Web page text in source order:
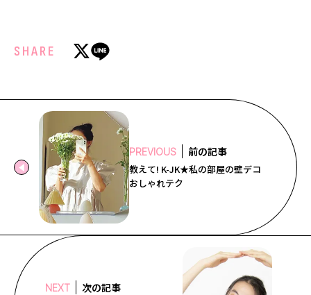
SHARE
PREVIOUS 前の記事
教えて! K-JK★私の部屋の壁デコ
おしゃれテク
NEXT 次の記事